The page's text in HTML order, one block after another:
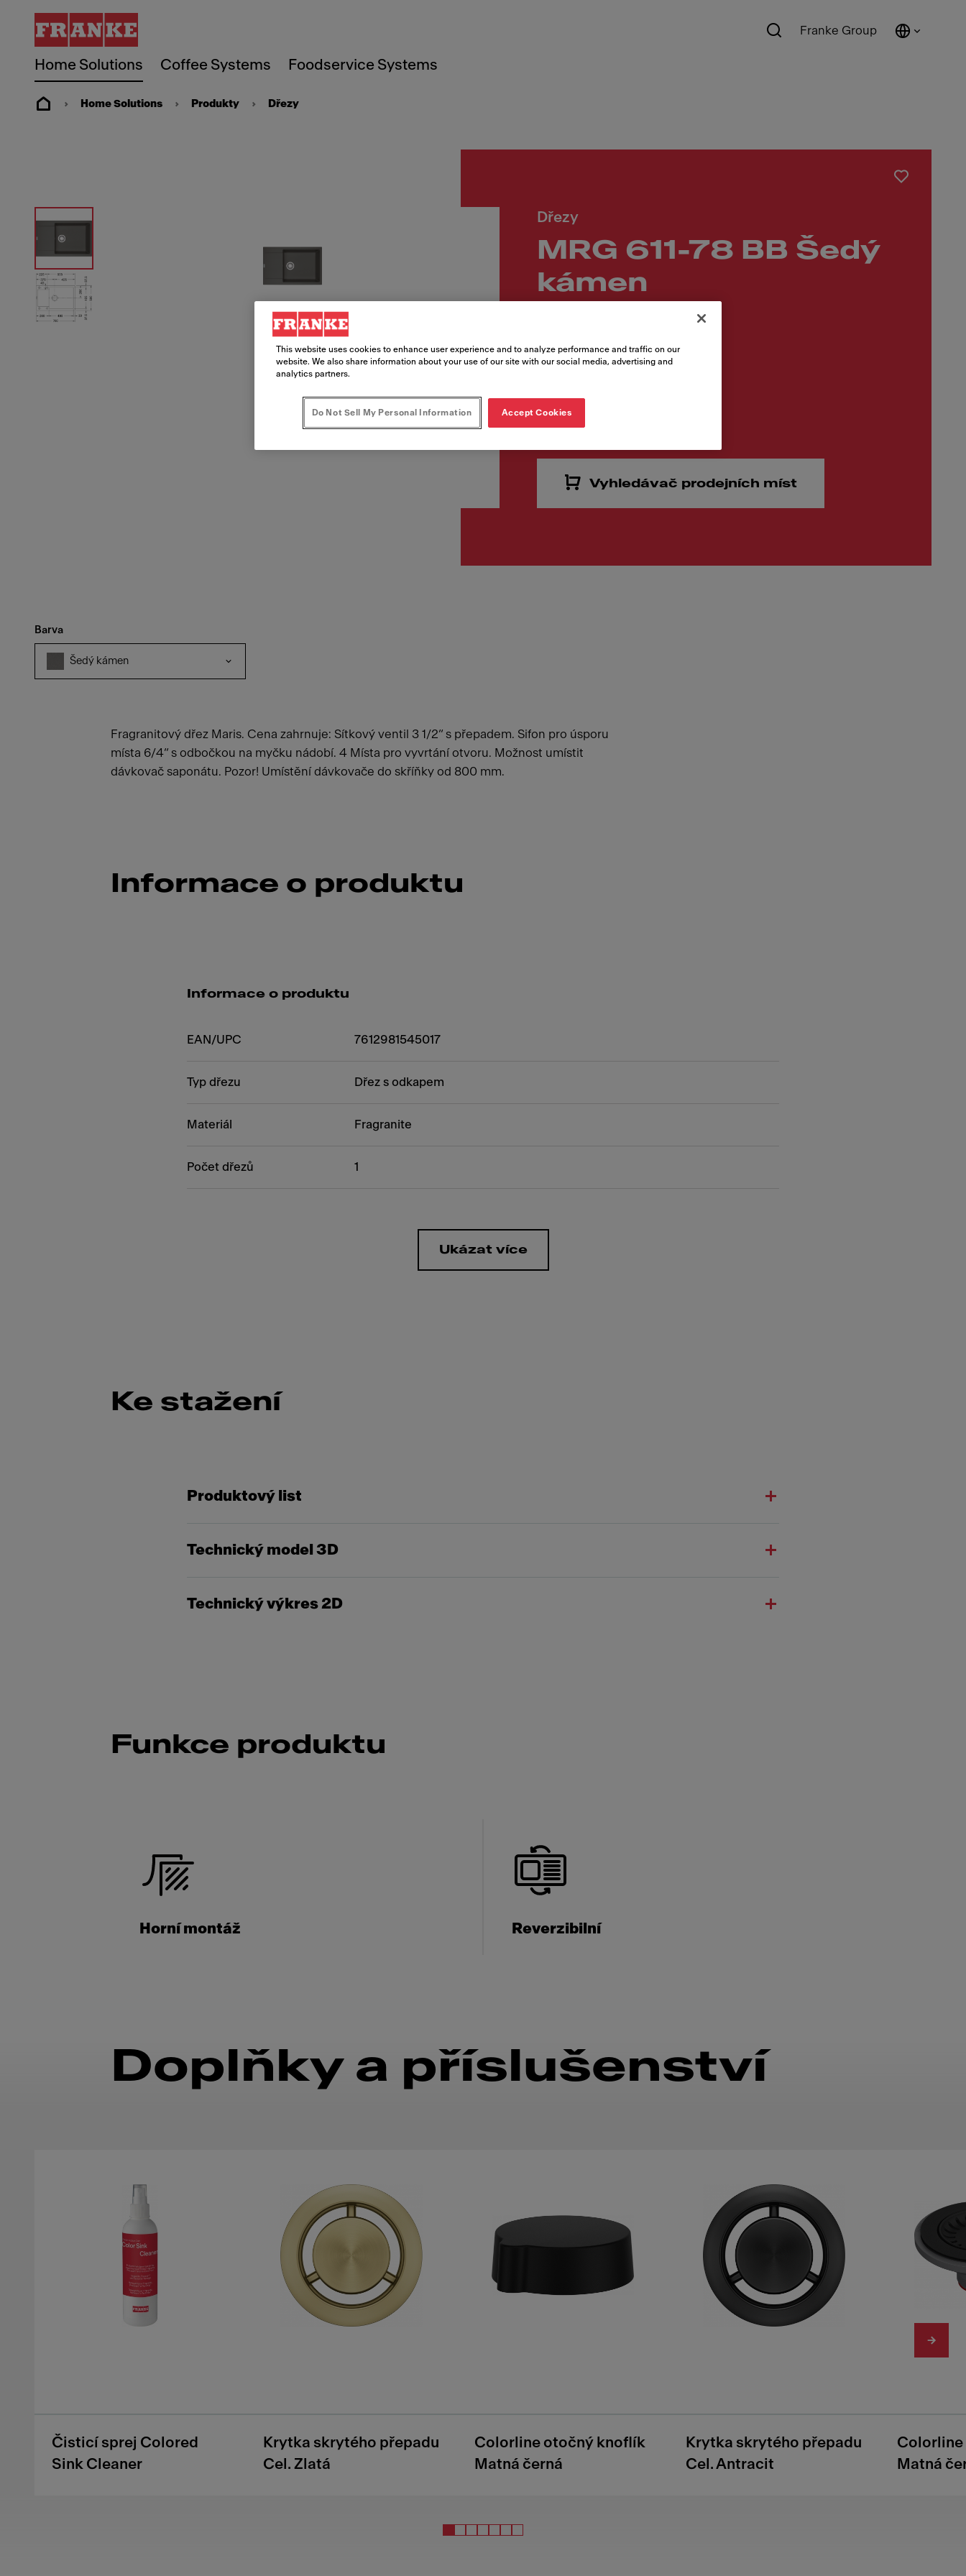
Home Solutions Coffee Systems Foodservice Systems
Franke Group
Home Solutions Produkty Dřezy
Dřezy
MRG 611-78 BB Šedý
kámen
114.0363.221
6 897,00 Kč
Vyhledávač prodejních míst
Barva
Šedý kámen
Fragranitový dřez Maris. Cena zahrnuje: Sítkový ventil 3 1/2“ s přepadem. Sifon pro úsporu
místa 6/4“ s odbočkou na myčku nádobí. 4 Místa pro vyvrtání otvoru. Možnost umístit
dávkovač saponátu. Pozor! Umístění dávkovače do skříňky od 800 mm.
Informace o produktu
Informace o produktu
EAN/UPC 7612981545017
Typ dřezu Dřez s odkapem
Materiál Fragranite
Počet dřezů 1
Ukázat více
Ke stažení
Produktový list
Technický model 3D
Technický výkres 2D
Funkce produktu
Horní montáž Reverzibilní
Doplňky a příslušenství
Čisticí sprej Colored
Sink Cleaner
Krytka skrytého přepadu
Cel. Zlatá
Colorline otočný knoflík
Matná černá
Krytka skrytého přepadu
Cel. Antracit
Matná
This website uses cookies to enhance user experience and to analyze performance and traffic on our
website. We also share information about your use of our site with our social media, advertising and
analytics partners.
Do Not Sell My Personal Information Accept Cookies